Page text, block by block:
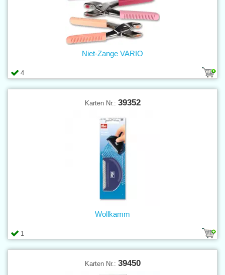
4
Niet-Zange VARIO
Karten Nr.: 39352
1
Wollkamm
Karten Nr.: 39450